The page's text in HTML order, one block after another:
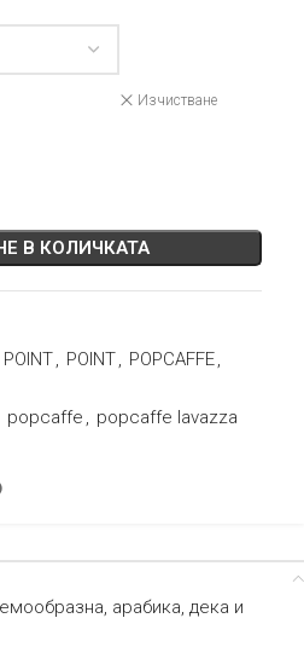
Изчистване
В КОЛИЧКАТА
, POINT, POPCAFFE,
popcaffe , popcaffe lavazza
арабика, дека и